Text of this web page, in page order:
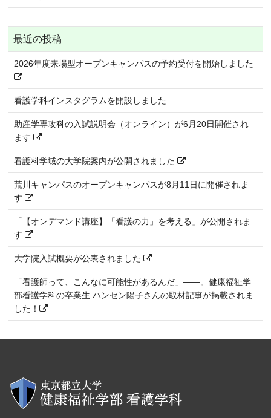
最近の投稿
2026年度来場型オープンキャンパスの予約受付を開始しました
看護学科インスタグラムを開設しました
助産学専攻科の入試説明会（オンライン）が6月20日開催され
ます
看護科学域の大学院案内が公開されました
荒川キャンパスのオープンキャンパスが8月11日に開催されま
す
「【オンデマンド講座】「看護の力」を考える」が公開されま
す
大学院入試概要が公表されました
「看護師って、こんなに可能性があるんだ」――。健康福祉学
部看護学科の卒業生 ハンセン陽子さんの取材記事が掲載されま
した！